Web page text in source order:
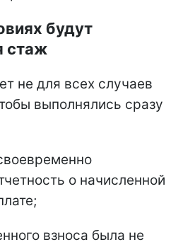
будут
стаж
не для всех случаев
выполнялись сразу
о начисленной
взноса была не